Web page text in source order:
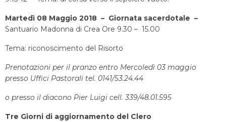
Martedì 08 Maggio 2018 – Giornata sacerdotale –
Santuario Madonna di Crea Ore 9.30 – 15.00
Tema: riconoscimento del Risorto
Prenotazioni per il pranzo entro Mercoledì 03 maggio
presso Uffici Pastorali tel. 0141/53.24.44
o presso il diacono Pier Luigi cell. 339/48.01.595
Tre Giorni di aggiornamento del Clero